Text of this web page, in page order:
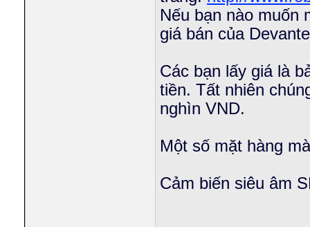
Nếu bạn nào muốn
giá bán của
Các bạn lấy giá là
tiền. Tất nhiên
nghìn VND.
Một số mặt hàng
Cảm biến siêu âm